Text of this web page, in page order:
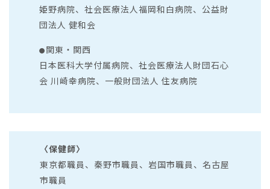
姫野病院、社会医療法人福岡和白病院、公益財
団法人 健和会
● 関東・関西
日本医科大学付属病院、社会医療法人財団石心
会 川崎幸病院、一般財団法人 住友病院
〈保健師〉
東京都職員、秦野市職員、岩国市職員、名古屋
市職員